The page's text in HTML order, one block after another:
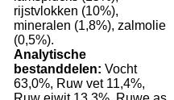
rijstvlokken (10%),
mineralen (1,8%), zalmolie
(0,5%).
Analytische
bestanddelen: Vocht
63,0%, Ruw vet 11,4%,